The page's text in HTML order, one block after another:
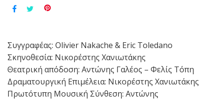
Συγγραφέας: Olivier Nakache & Eric Toledano
Σκηνοθεσία: Νικορέστης Χανιωτάκης
Θεατρική απόδοση: Αντώνης Γαλέος – Φελίς Τόπη
Δραματουργική Επιμέλεια: Νικορέστης Χανιωτάκης
Πρωτότυπη Μουσική Σύνθεση: Αντώνης